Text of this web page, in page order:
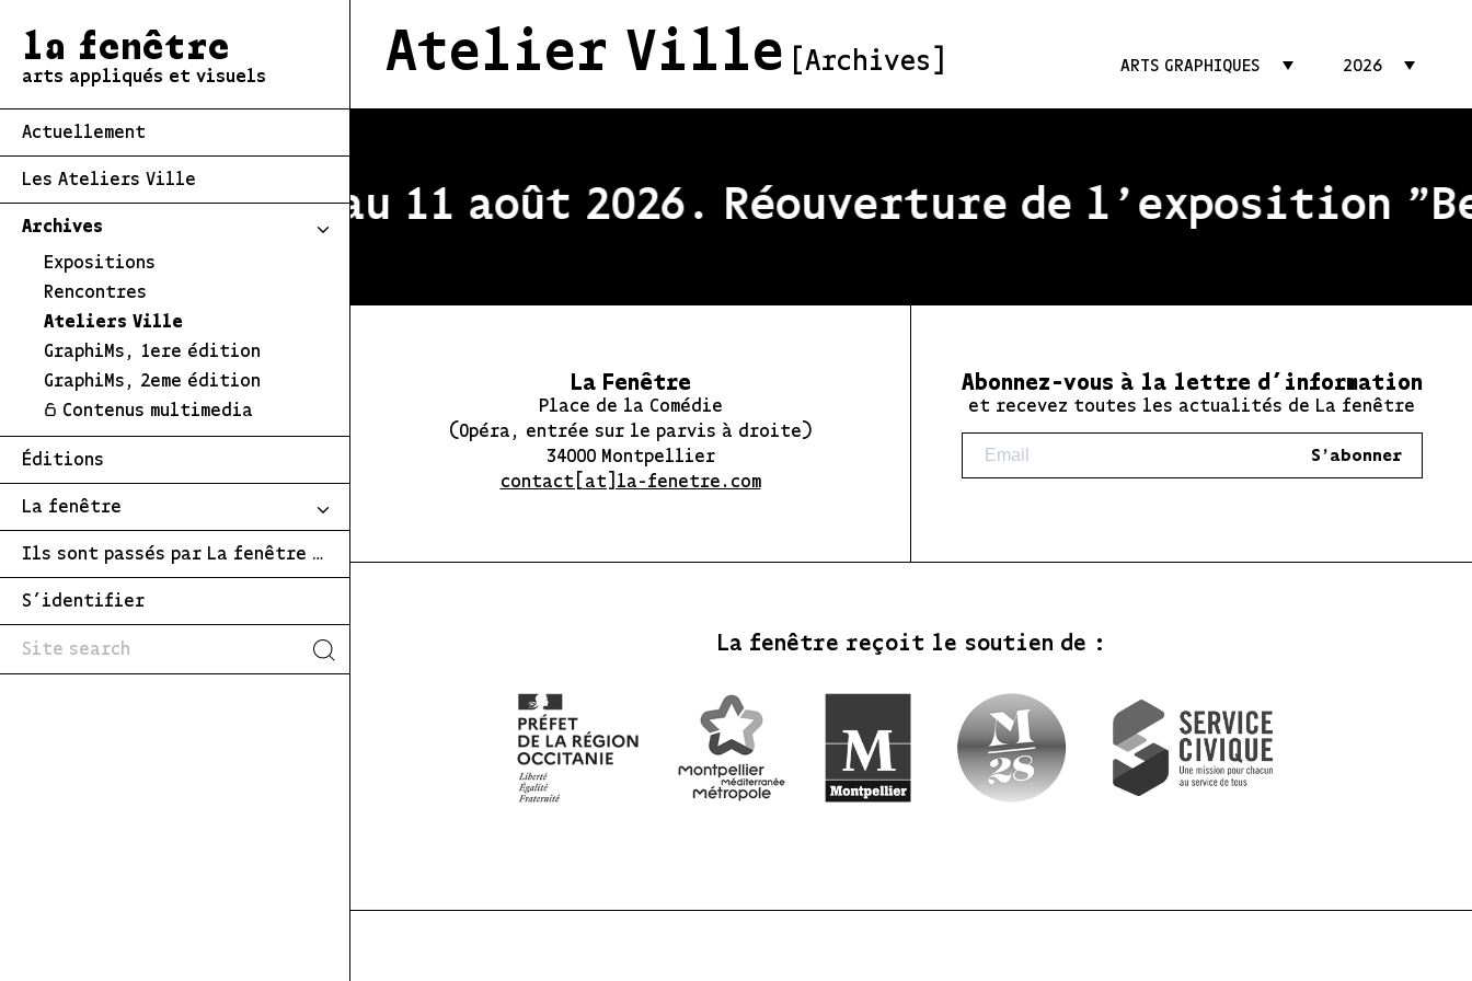
la fenêtre
arts appliqués et visuels
Actuellement
Les Ateliers Ville
Archives
Expositions
Rencontres
Ateliers Ville
GraphiMs, 1ere édition
GraphiMs, 2eme édition
Contenus multimedia
Éditions
La fenêtre
Ils sont passés par La fenêtre …
S’identifier
Atelier Ville [Archives] ARTS GRAPHIQUES 2026
du 2 au 11 août 2026. Réouverture de l'exposition
La Fenêtre
Place de la Comédie
(Opéra, entrée sur le parvis à droite)
34000 Montpellier
contact[at]la-fenetre.com
Abonnez-vous à la lettre d’information
et recevez toutes les actualités de La fenêtre
S'abonner
La fenêtre reçoit le soutien de :